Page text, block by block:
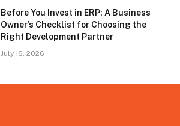
Before You Invest in ERP: A Business
Owner’s Checklist for Choosing the
Right Development Partner
July 16, 2026